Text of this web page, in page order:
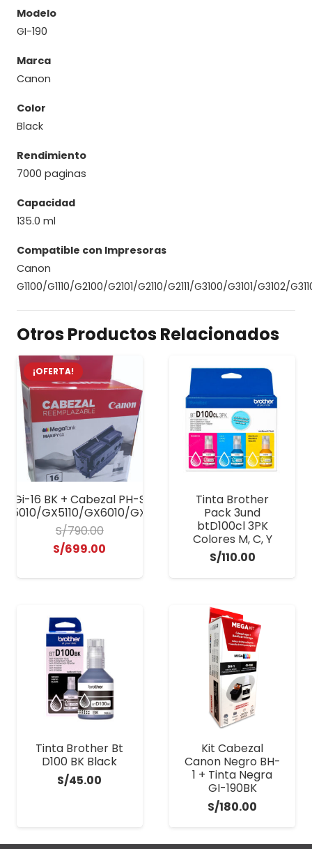
Modelo
GI-190
Marca
Canon
Color
Black
Rendimiento
7000 paginas
Capacidad
135.0 ml
Compatible con Impresoras
Canon
G1100/G1110/G2100/G2101/G2110/G2111/G3100/G3101/G3102/
Otros Productos Relacionados
¡OFERTA!
Gi-16 BK + Cabezal PH-S Maxify GX
GX5110/GX6010/GX6110/GX7010/GX7110
S/790.00
El
S/790.00.
S/699.00
Tinta Brother
Pack 3und
btD100cl 3PK
Colores M, C, Y
S/110.00
Tinta Brother Bt
D100 BK Black
S/45.00
Kit Cabezal
Canon Negro BH-
1 + Tinta Negra
GI-190BK
S/180.00